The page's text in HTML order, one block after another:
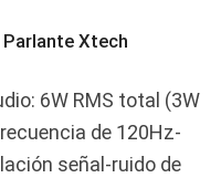
Parlante Xtech
6W RMS total (3W
de 120Hz-
señal-ruido de